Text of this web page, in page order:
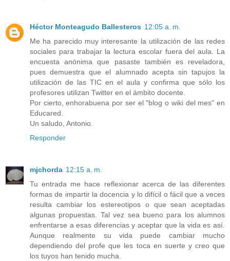
Héctor Monteagudo Ballesteros 12:05 a. m.
Me ha parecido muy interesante la utilización de las redes
sociales para trabajar la lectura escolar fuera del aula. La
encuesta anónima que pasaste también es reveladora,
pues demuestra que el alumnado acepta sin tapujos la
utilización de las TIC en el aula y confirma que sólo los
profesores utilizan Twitter en el ámbito docente.
Por cierto, enhorabuena por ser el "blog o wiki del mes" en
Educared.
Un saludo, Antonio.
Responder
mjchorda 12:15 a. m.
Tu entrada me hace reflexionar acerca de las diferentes
formas de impartir la docencia y lo difícil o fácil que a veces
resulta cambiar los estereotipos o que sean aceptadas
algunas propuestas. Tal vez sea bueno para los alumnos
enfrentarse a esas diferencias y aceptar que la vida es así.
Aunque realmente su vida puede cambiar mucho
dependiendo del profe que les toca en suerte y creo que
los tuyos han tenido mucha.